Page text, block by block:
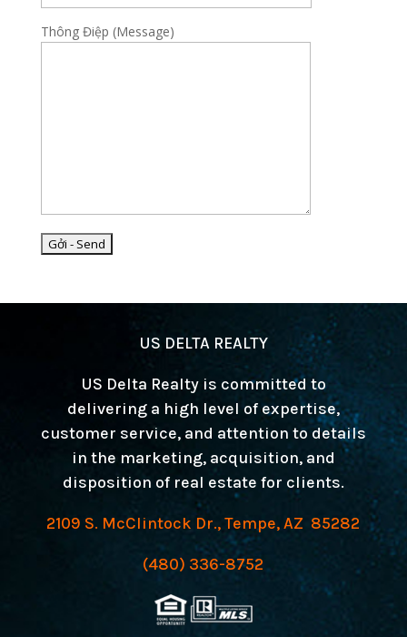
Thông Điệp (Message)
US DELTA REALTY
US Delta Realty is committed to
delivering a high level of expertise,
customer service, and attention to details
in the marketing, acquisition, and
disposition of real estate for clients.
2109 S. McClintock Dr., Tempe, AZ 85282
(480) 336-8752